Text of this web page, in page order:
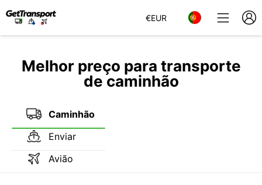
€EUR
Melhor preço para transporte
de caminhão
Caminhão
Enviar
Avião